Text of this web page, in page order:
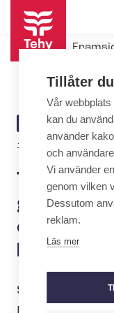
Hoppa
huvudinnehåll
ARTICLE
CATEGORY
MEDDELANDE
13.8.2020 | 6:00
Tehy:
gräva
Statsmakten
Tillåter
Vår
kan du
använder
och
Vi använder
genom vilken
Dessutom
reklam.
Läs mer